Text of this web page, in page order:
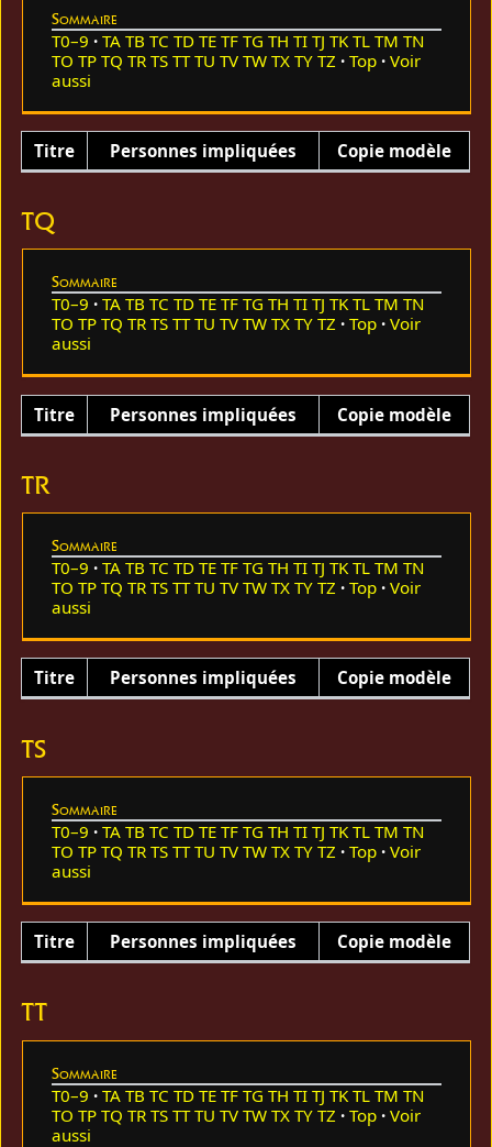
Sommaire
T0–9 TA TB TC TD TE TF TG TH TI TJ TK TL TM TN
TO TP TQ TR TS TT TU TV TW TX TY TZ Top
Voir
aussi
Titre Personnes impliquées Copie modèle
TQ
Sommaire
T0–9 TA TB TC TD TE TF TG TH TI TJ TK TL TM TN
TO TP TQ TR TS TT TU TV TW TX TY TZ Top
Voir
aussi
Titre Personnes impliquées Copie modèle
TR
Sommaire
T0–9 TA TB TC TD TE TF TG TH TI TJ TK TL TM TN
TO TP TQ TR TS TT TU TV TW TX TY TZ Top
Voir
aussi
Titre Personnes impliquées Copie modèle
TS
Sommaire
T0–9 TA TB TC TD TE TF TG TH TI TJ TK TL TM TN
TO TP TQ TR TS TT TU TV TW TX TY TZ Top
Voir
aussi
Titre Personnes impliquées Copie modèle
TT
Sommaire
T0–9 TA TB TC TD TE TF TG TH TI TJ TK TL TM TN
TO TP TQ TR TS TT TU TV TW TX TY TZ Top
Voir
aussi